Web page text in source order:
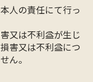
人の責任にて行っ
又は不利益が生じ
害又は不利益につ
ん。